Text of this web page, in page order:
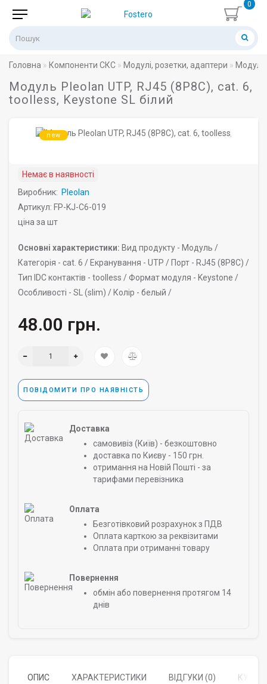
0
Головна Компоненти СКС Модулі, розетки, адаптери Модулі
Модуль Pleolan UTP, RJ45 (8P8C), cat. 6,
toolless, Keystone SL білий
new
Немає в наявності
Виробник: Pleolan
Артикул: FP-KJ-C6-019
ціна за шт
Основні характеристики: Вид продукту - Модуль /
Категорія - cat. 6 / Екранування - UTP / Порт - RJ45 (8P8C) /
Тип IDC контактів - toolless /Формат модуля - Keystone /
Особливості - SL (slim) / Колір - белый /
48.00 грн.
ПОВІДОМИТИ ПРО НАЯВНІСТЬ
Доставка
самовивіз (Київ) - безкоштовно
доставка по Києву - 150 грн.
отримання на Новій Пошті - за
тарифами перевізника
Оплата
Безготівковий розрахунок з ПДВ
Оплата карткою за реквізитами
Оплата при отриманні товару
Повернення
обмін або повернення протягом 14
днів
ОПИС ХАРАКТЕРИСТИКИ ВІДГУКИ (0)